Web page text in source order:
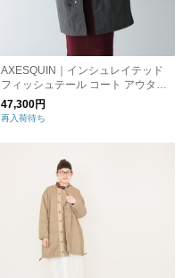
AXESQUIN｜インシュレイテッド
フィッシュテール コート アウター
ユニセックス メンズ 321074 アク
シーズクインモディファイト
47,300円
再入荷待ち